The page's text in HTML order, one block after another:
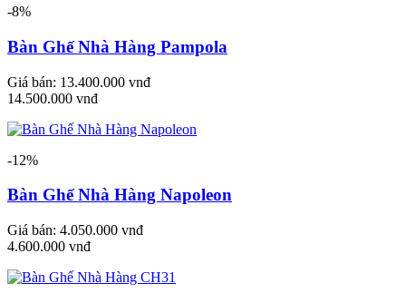
-8%
Bàn Ghế Nhà Hàng Pampola
Giá bán: 13.400.000 vnđ
14.500.000 vnđ
-12%
Bàn Ghế Nhà Hàng Napoleon
Giá bán: 4.050.000 vnđ
4.600.000 vnđ